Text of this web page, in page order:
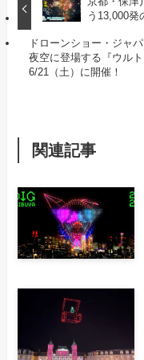
う13,000発
ドローンショー・ジャ
夜空に登場する『ウル
6/21（土）に開催！
関連記事